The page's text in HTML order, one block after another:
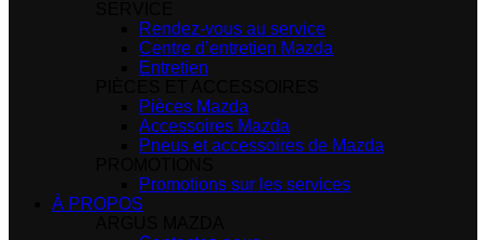
Rendez-vous au service
Centre d’entretien Mazda
Entretien
Pièces Mazda
Accessoires Mazda
Pneus et accessoires de Mazda
Promotions sur les services
À PROPOS